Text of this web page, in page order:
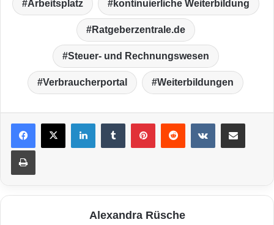
Arbeitsplatz kontinuierliche Weiterbildung
Ratgeberzentrale.de
Steuer- und Rechnungswesen
Verbraucherportal Weiterbildungen
LinkedIn VKontakte
Drucken
Alexandra Rüsche